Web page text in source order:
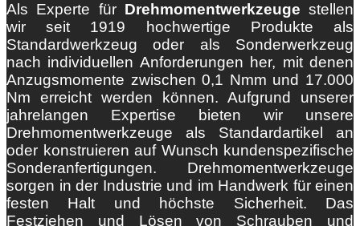
Als Experte für Drehmomentwerkzeuge stellen
wir seit 1919 hochwertige Produkte als
Standardwerkzeug oder als Sonderwerkzeug
nach individuellen Anforderungen her, mit denen
Anzugsmomente zwischen 0,1 Nmm und 17.000
Nm erreicht werden können. Aufgrund unserer
jahrelangen Expertise bieten wir unsere
Drehmomentwerkzeuge als Standardartikel an
oder konstruieren auf Wunsch kundenspezifische
Sonderanfertigungen. Drehmomentwerkzeuge
sorgen in der Industrie und im Handwerk für einen
festen Halt und höchste Sicherheit. Das
Festziehen und Lösen von Schrauben und